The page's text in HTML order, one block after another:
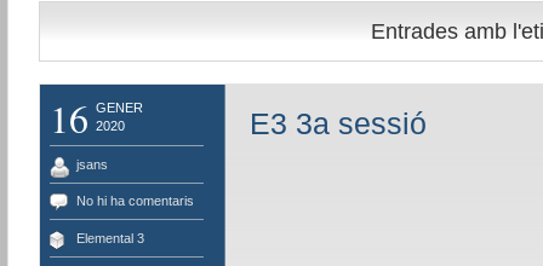
Entrades amb
16 GENER
2020
jsans
No hi ha comentaris
Elemental 3
E3 3a sessió